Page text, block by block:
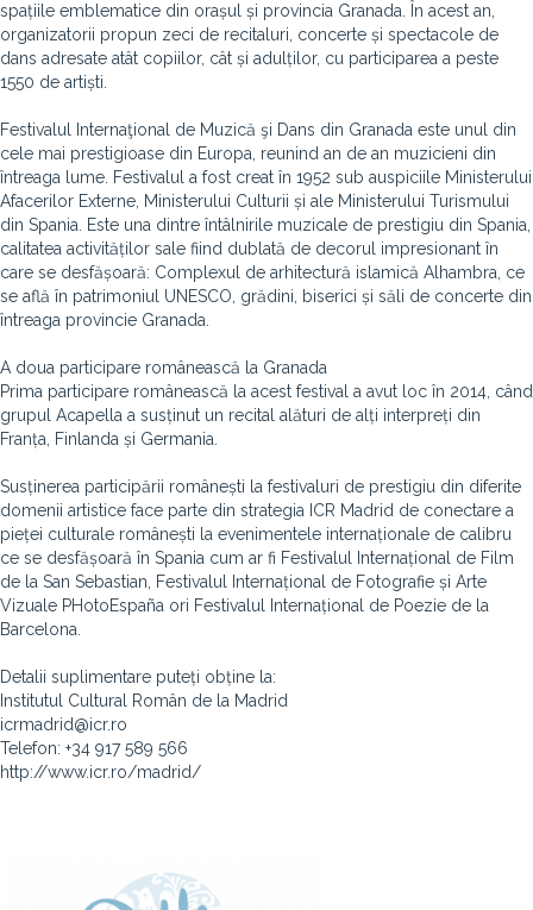
spațiile emblematice din orașul și provincia Granada. În acest an,
organizatorii propun zeci de recitaluri, concerte și spectacole de
dans adresate atât copiilor, cât și adulților, cu participarea a peste
1550 de artiști.
Festivalul Internaţional de Muzică şi Dans din Granada este unul din
cele mai prestigioase din Europa, reunind an de an muzicieni din
întreaga lume. Festivalul a fost creat în 1952 sub auspiciile Ministerului
Afacerilor Externe, Ministerului Culturii și ale Ministerului Turismului
din Spania. Este una dintre întâlnirile muzicale de prestigiu din Spania,
calitatea activităților sale fiind dublată de decorul impresionant în
care se desfășoară: Complexul de arhitectură islamică Alhambra, ce
se află în patrimoniul UNESCO, grădini, biserici și săli de concerte din
întreaga provincie Granada.
A doua participare românească la Granada
Prima participare românească la acest festival a avut loc în 2014, când
grupul Acapella a susținut un recital alături de alți interpreți din
Franța, Finlanda și Germania.
Susținerea participării românești la festivaluri de prestigiu din diferite
domenii artistice face parte din strategia ICR Madrid de conectare a
pieței culturale românești la evenimentele internaționale de calibru
ce se desfășoară în Spania cum ar fi Festivalul Internațional de Film
de la San Sebastian, Festivalul Internațional de Fotografie și Arte
Vizuale PHotoEspaña ori Festivalul Internațional de Poezie de la
Barcelona.
Detalii suplimentare puteți obține la:
Institutul Cultural Român de la Madrid
icrmadrid@icr.ro
Telefon: +34 917 589 566
http://www.icr.ro/madrid/